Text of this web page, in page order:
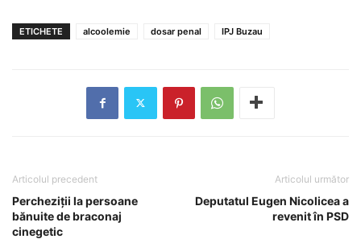
ETICHETE alcoolemie dosar penal IPJ Buzau
Articolul precedent
Percheziţii la persoane
bănuite de braconaj
cinegetic
Articolul următor
Deputatul Eugen Nicolicea a
revenit în PSD